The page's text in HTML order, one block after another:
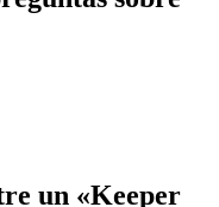
un «Keeper